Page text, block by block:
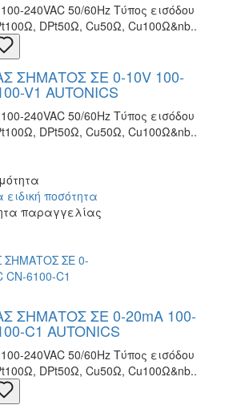
240VAC 50/60Hz Τύπος εισόδου
DPt50Ω, Cu50Ω, Cu100Ω&nb..
ΣΗΜΑΤΟΣ ΣΕ 0-10V 100-
V1 AUTONICS
240VAC 50/60Hz Τύπος εισόδου
DPt50Ω, Cu50Ω, Cu100Ω&nb..
ποσότητα
παραγγελίας
ΣΗΜΑΤΟΣ ΣΕ 0-20mA 100-
C1 AUTONICS
240VAC 50/60Hz Τύπος εισόδου
DPt50Ω, Cu50Ω, Cu100Ω&nb..